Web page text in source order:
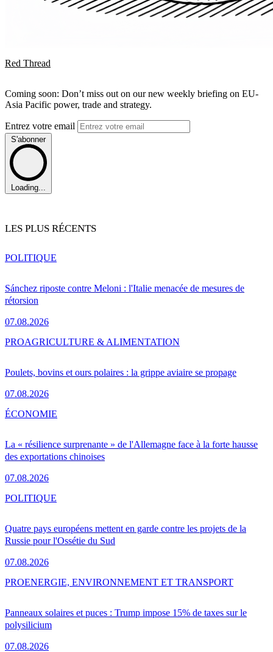
Red Thread
Coming soon: Don’t miss out on our new weekly briefing on EU-
Asia Pacific power, trade and strategy.
Entrez votre email
S'abonner
Loading...
LES PLUS RÉCENTS
Sánchez riposte contre Meloni : l'Italie menacée de mesures de
rétorsion
07.08.2026
POLITIQUE
Poulets, bovins et ours polaires : la grippe aviaire se propage
07.08.2026
PROAGRICULTURE & ALIMENTATION
La « résilience surprenante » de l'Allemagne face à la forte hausse
des exportations chinoises
07.08.2026
ÉCONOMIE
Quatre pays européens mettent en garde contre les projets de la
Russie pour l'Ossétie du Sud
07.08.2026
POLITIQUE
Panneaux solaires et puces : Trump impose 15% de taxes sur le
polysilicium
07.08.2026
PROENERGIE, ENVIRONNEMENT ET TRANSPORT